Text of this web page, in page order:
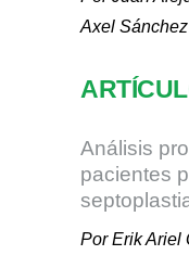
Axel
Análisis
pacientes
Por Erik Ariel